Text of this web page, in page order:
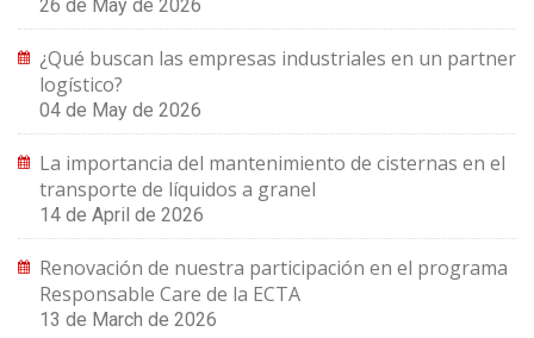
26 de May de 2026
¿Qué buscan las empresas industriales en un partner
logístico?
04 de May de 2026
La importancia del mantenimiento de cisternas en el
transporte de líquidos a granel
14 de April de 2026
Renovación de nuestra participación en el programa
Responsable Care de la ECTA
13 de March de 2026